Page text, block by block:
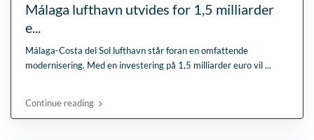
Málaga lufthavn utvides for 1,5 milliarder
e...
Málaga-Costa del Sol lufthavn står foran en omfattende
modernisering. Med en investering på 1,5 milliarder euro vil...
Continue reading